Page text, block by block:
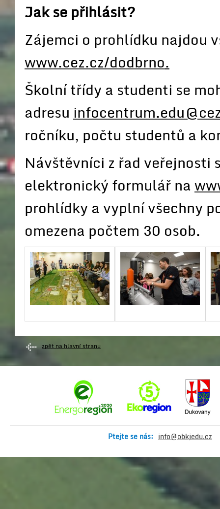
Jak se přihlásit?
Zájemci o prohlídku najdou
www.cez.cz/dodbrno.
Školní třídy a studenti se
adresu
ročníku, počtu studentů a
Návštěvníci z řad veřejnosti
elektronický formulář na
prohlídky a vyplní všechny
omezena počtem 30 osob.
zpět na hlavní stranu
Ptejte se nás: info@obkjedu.cz